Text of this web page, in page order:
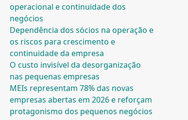
operacional e continuidade dos
negócios
Dependência dos sócios na operação e
os riscos para crescimento e
continuidade da empresa
O custo invisível da desorganização
nas pequenas empresas
MEIs representam 78% das novas
empresas abertas em 2026 e reforçam
protagonismo dos pequenos negócios